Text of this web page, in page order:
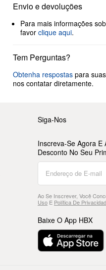
Envio e devoluções
Para mais informações
favor clique aqui.
Tem Perguntas?
Obtenha respostas para
nos contatar diretamente.
Siga-Nos
Inscreva-Se Agora E
Desconto No Seu
Ao Se Inscrever, Você
UsoE Política De
Baixe O App HBX